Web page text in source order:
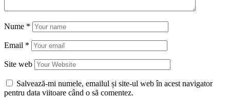
Nume *
Email *
Site web
Salvează-mi numele, emailul și site-ul web în acest navigator
pentru data viitoare când o să comentez.